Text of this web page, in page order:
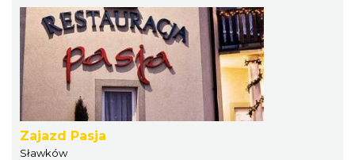
Zajazd Pasja
Sławków